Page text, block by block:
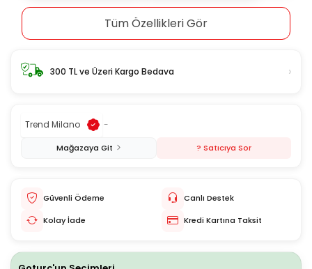
Tüm Özellikleri Gör
300 TL ve Üzeri Kargo Bedava ›
Trend Milano -
Mağazaya Git ? Satıcıya Sor
Güvenli Ödeme
Canlı Destek
Kolay İade
Kredi Kartına Taksit